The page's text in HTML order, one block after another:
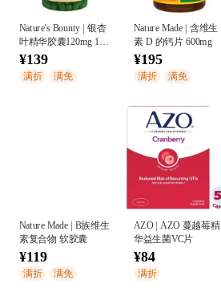
Nature's Bounty | 银杏
叶精华胶囊120mg 100
片
¥139
满折 满免
Nature Made | 含维生
素 D 的钙片 600mg
¥195
满折 满免
Nature Made | B族维生
素复合物 软胶囊
¥119
满折 满免
AZO | AZO 蔓越莓精
华益生菌VC片
¥84
满折